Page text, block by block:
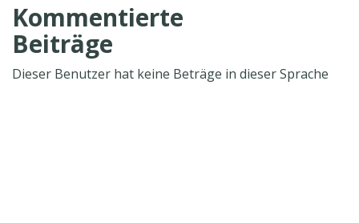
Kommentierte
Beiträge
Dieser Benutzer hat keine Beträge in dieser Sprache